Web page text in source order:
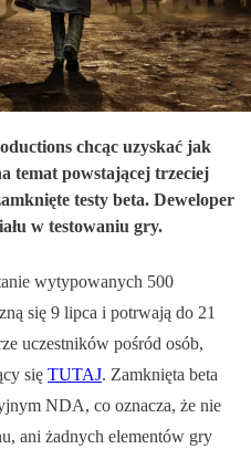
chcąc uzyskać jak
temat powstającej trzeciej
testy beta. Deweloper
w testowaniu gry.
wytypowanych 500
się 9 lipca i potrwają do 21
uczestników pośród osób,
się TUTAJ. Zamknięta beta
NDA, co oznacza, że nie
ani żadnych elementów gry